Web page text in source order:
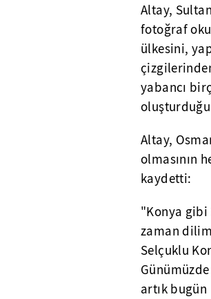
Altay,
fotoğraf
ülkesini,
yabancı
Altay,
olmasının
kaydetti:
"Konya gibi
zaman
Selçuklu
artık